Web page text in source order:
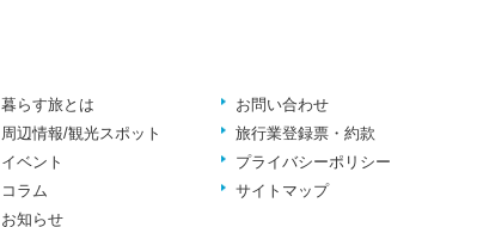
暮らす旅とは
周辺情報/観光スポット
イベント
コラム
お知らせ
お問い合わせ
旅行業登録票・約款
プライバシーポリシー
サイトマップ